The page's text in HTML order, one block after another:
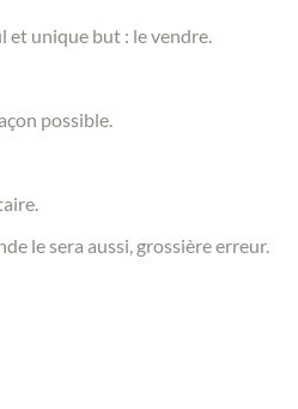
et unique but : le vendre.
possible.
le sera aussi, grossière erreur.